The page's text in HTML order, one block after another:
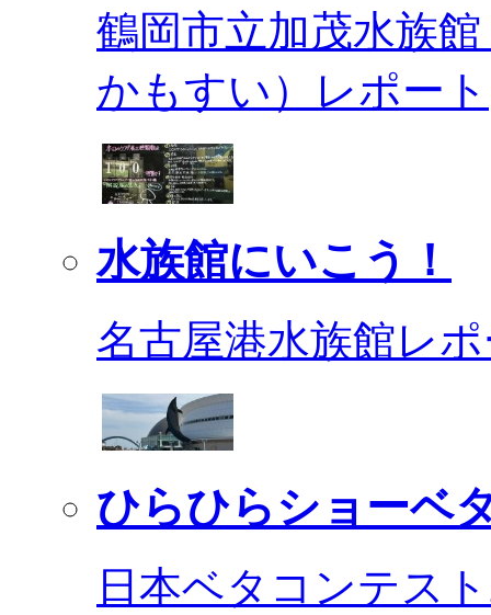
鶴岡市立加茂水族
かもすい）レポート
水族館にいこう！
名古屋港水族館レ
ひらひらショーベ
日本ベタコンテス